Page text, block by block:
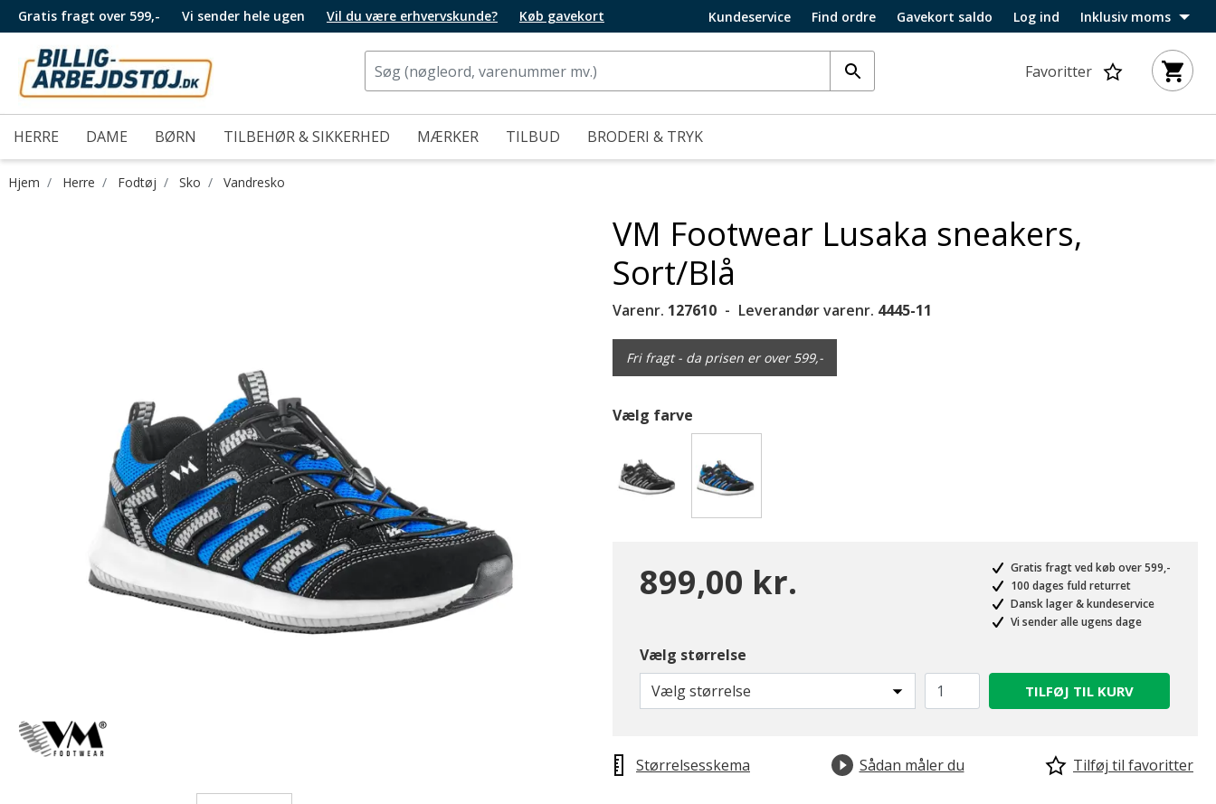
Gratis fragt over 599,- Vi sender hele ugen Vil du være erhvervskunde? Køb gavekort Kundeservice Find ordre Gavekort saldo Log ind Inklusiv moms
Favoritter
HERRE DAME BØRN TILBEHØR & SIKKERHED MÆRKER TILBUD BRODERI & TRYK
Hjem Herre Fodtøj Sko Vandresko
VM Footwear Lusaka sneakers,
Sort/Blå
Varenr. 127610 Leverandør varenr. 4445-11
Fri fragt - da prisen er over 599,-
Vælg farve
899,00 kr.
Gratis fragt ved køb over 599,-
100 dages fuld returret
Dansk lager & kundeservice
Vi sender alle ugens dage
Vælg størrelse
Vælg størrelse
TILFØJ TIL KURV
Størrelsesskema Sådan måler du Tilføj til favoritter